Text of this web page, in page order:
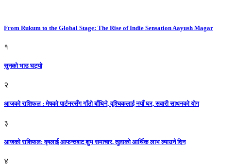
From Rukum to the Global Stage: The Rise of Indie Sensation Aayush Magar
१
सुनको भाउ घट्याे
२
आजको राशिफल : मेषको पार्टनरसँग गाँठो बाँधिने, वृश्चिकलाई नयाँ घर, सवारी साधनकाे याेग
३
आजकाे राशिफल: वृषलाई आफन्तबाट शुभ समाचार, तुलाकाे आर्थिक लाभ ल्याउने दिन
४